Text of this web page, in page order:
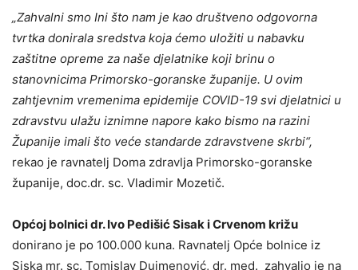
„Zahvalni smo Ini što nam je kao društveno odgovorna
tvrtka donirala sredstva koja ćemo uložiti u nabavku
zaštitne opreme za naše djelatnike koji brinu o
stanovnicima Primorsko-goranske županije. U ovim
zahtjevnim vremenima epidemije COVID-19 svi djelatnici u
zdravstvu ulažu iznimne napore kako bismo na razini
Županije imali što veće standarde zdravstvene skrbi“,
rekao je ravnatelj Doma zdravlja Primorsko-goranske
županije, doc.dr. sc. Vladimir Mozetič.
Općoj bolnici dr. Ivo Pedišić Sisak i Crvenom križu
donirano je po 100.000 kuna. Ravnatelj Opće bolnice iz
Siska mr. sc. Tomislav Dujmenović, dr. med. zahvalio je na